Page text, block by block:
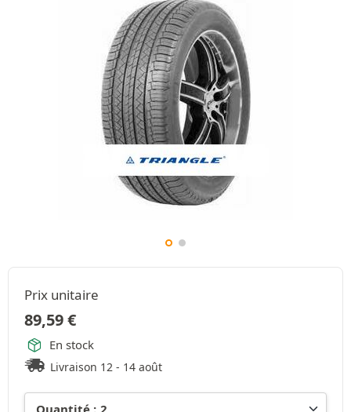
Prix unitaire
89,59€
En stock
Livraison 12 - 14 août